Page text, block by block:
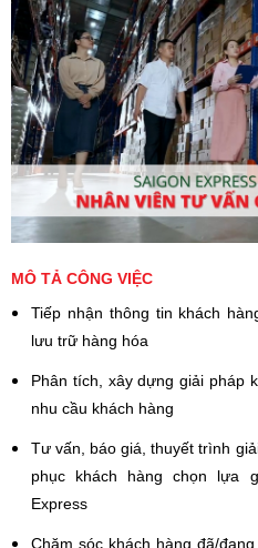
MÔ TẢ CÔNG VIỆC
Tiếp nhận thông tin khách
lưu trữ hàng hóa
Phân tích, xây dựng giải pháp
nhu cầu khách hàng
Tư vấn, báo giá, thuyết trình
phục khách hàng chọn lựa
Express
Chăm sóc khách hàng đã/